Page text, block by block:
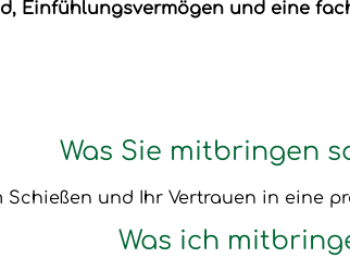
Einfühlungsvermögen und eine
Was Sie mitbringen
Schießen und Ihr Vertrauen in eine
Was ich